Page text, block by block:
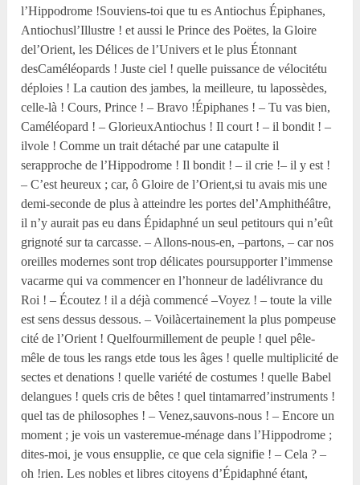
l’Hippodrome !Souviens-toi que tu es Antiochus Épiphanes,
Antiochusl’Illustre ! et aussi le Prince des Poëtes, la Gloire
del’Orient, les Délices de l’Univers et le plus Étonnant
desCaméléopards ! Juste ciel ! quelle puissance de vélocitétu
déploies ! La caution des jambes, la meilleure, tu lapossèdes,
celle-là ! Cours, Prince ! – Bravo !Épiphanes ! – Tu vas bien,
Caméléopard ! – GlorieuxAntiochus ! Il court ! – il bondit ! –
ilvole ! Comme un trait détaché par une catapulte il
serapproche de l’Hippodrome ! Il bondit ! – il crie !– il y est !
– C’est heureux ; car, ô Gloire de l’Orient,si tu avais mis une
demi-seconde de plus à atteindre les portes del’Amphithéâtre,
il n’y aurait pas eu dans Épidaphné un seul petitours qui n’eût
grignoté sur ta carcasse. – Allons-nous-en, –partons, – car nos
oreilles modernes sont trop délicates poursupporter l’immense
vacarme qui va commencer en l’honneur de ladélivrance du
Roi ! – Écoutez ! il a déjà commencé –Voyez ! – toute la ville
est sens dessus dessous. – Voilàcertainement la plus pompeuse
cité de l’Orient ! Quelfourmillement de peuple ! quel pêle-
mêle de tous les rangs etde tous les âges ! quelle multiplicité de
sectes et denations ! quelle variété de costumes ! quelle Babel
delangues ! quels cris de bêtes ! quel tintamarred’instruments !
quel tas de philosophes ! – Venez,sauvons-nous ! – Encore un
moment ; je vois un vasteremue-ménage dans l’Hippodrome ;
dites-moi, je vous ensupplie, ce que cela signifie ! – Cela ? –
oh !rien. Les nobles et libres citoyens d’Épidaphné étant,